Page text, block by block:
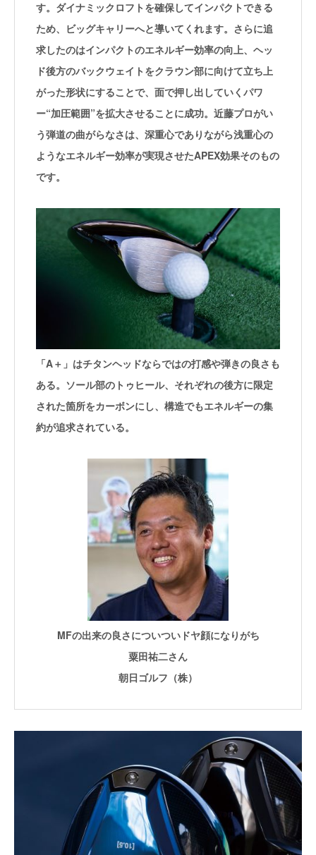
す。ダイナミックロフトを確保してインパクトできる
ため、ビッグキャリーへと導いてくれます。さらに追
求したのはインパクトのエネルギー効率の向上、ヘッ
ド後方のバックウェイトをクラウン部に向けて立ち上
がった形状にすることで、面で押し出していくパワ
ー“加圧範囲”を拡大させることに成功。近藤プロがい
う弾道の曲がらなさは、深重心でありながら浅重心の
ようなエネルギー効率が実現させたAPEX効果そのもの
です。
「A＋」はチタンヘッドならではの打感や弾きの良さも
ある。ソール部のトゥヒール、それぞれの後方に限定
された箇所をカーボンにし、構造でもエネルギーの集
約が追求されている。
MFの出来の良さについついドヤ顔になりがち
粟田祐二さん
朝日ゴルフ（株）